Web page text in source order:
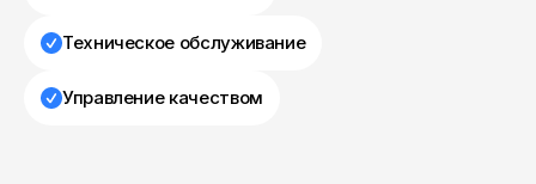
Техническое обслуживание
Управление качеством